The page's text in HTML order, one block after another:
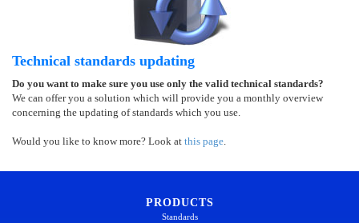
Technical standards updating
Do you want to make sure you use only the valid technical standards?
We can offer you a solution which will provide you a monthly overview
concerning the updating of standards which you use.
Would you like to know more? Look at this page.
PRODUCTS
Standards